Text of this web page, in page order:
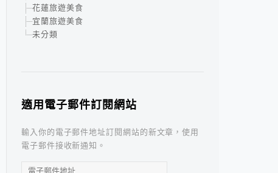
花蓮旅遊美食
宜蘭旅遊美食
未分類
適用電子郵件訂閱網站
輸入你的電子郵件地址訂閱網站的新文章，使用
電子郵件接收新通知。
電